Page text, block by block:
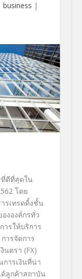
business |
ดีที่สุดใน
โดย
รเทรดดิ้งชั้น
งองค์กรทั่ว
ารให้บริการ
ารจัดการ
นตรา (FX)
ารเงินที่น่า
ลูกค้าสถาบัน